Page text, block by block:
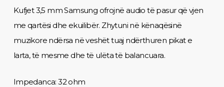
Kufjet 3,5 mm Samsung ofrojnë audio të pasur që vjen
me qartësi dhe ekuilibër. Zhytuni në kënaqësinë
muzikore ndërsa në veshët tuaj ndërthuren pikat e
larta, të mesme dhe të ulëta të balancuara.
Impedanca: 32 ohm